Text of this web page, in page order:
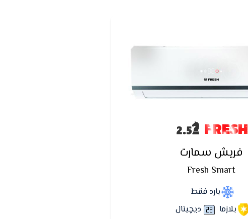
FRESH
فريش سمارت
Fresh Smart
بارد فقط
بلازما
ديچيتال